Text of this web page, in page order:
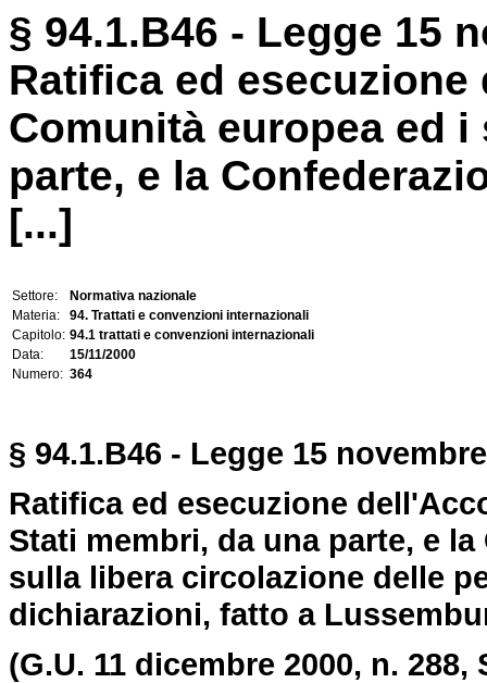
§ 94.1.B46 - Legge 15
Ratifica ed
Comunità europea ed
parte, e la
[...]
Settore:
Normativa nazionale
Materia:
94. Trattati e convenzioni internazionali
Capitolo: 94.1 trattati e convenzioni internazionali
Data:
15/11/2000
Numero: 364
§ 94.1.B46 - Legge 15
Ratifica ed esecuzione
Stati membri, da una parte, e
sulla libera circolazione delle
dichiarazioni, fatto a
(G.U. 11 dicembre 2000, n. 288,